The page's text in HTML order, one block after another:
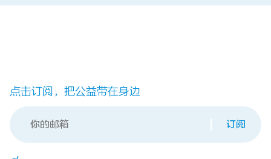
点击订阅，把公益带在身边
订阅